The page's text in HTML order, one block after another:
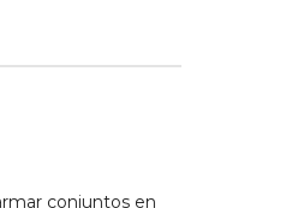
conjuntos en